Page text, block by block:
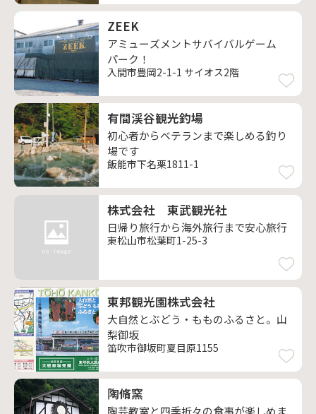
ZEEK
アミューズメントサバイバルゲーム
パーク！
入間市豊岡2-1-1 サイオス2階
有間渓谷観光釣場
初心者からベテランまで楽しめる釣り
場です
飯能市下名栗1811-1
株式会社 東武観光社
日帰り旅行から海外旅行まで安心旅行
東松山市松葉町1-25-3
東邦観光園株式会社
大自然とぶどう・もものふるさと。山
梨御坂
笛吹市御坂町夏目原1155
陶脩窯
陶芸教室と四季折々の食事が楽しめま